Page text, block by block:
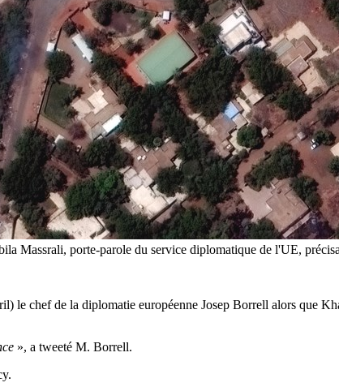
Massrali, porte-parole du service diplomatique de l'UE,
le chef de la diplomatie européenne Josep Borrell alors que
», a tweeté M. Borrell.